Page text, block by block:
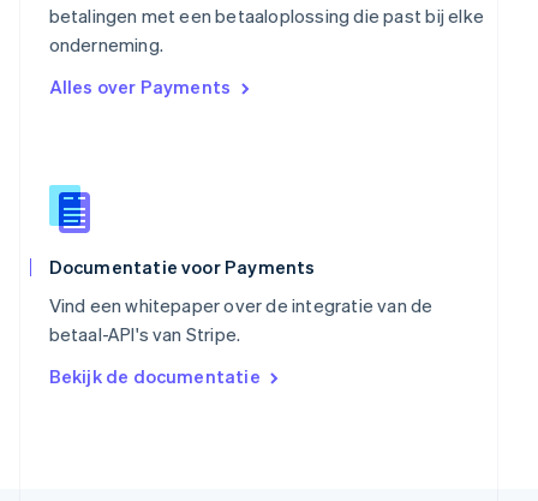
betalingen met een betaaloplossing die past bij elke
onderneming.
Alles over Payments
Documentatie voor Payments
Vind een whitepaper over de integratie van de
betaal-API's van Stripe.
Bekijk de documentatie
Singapore
简体中文
Slovenië
EnglishItaliano
Español
Thailand
ไทย
Tsjechië
Vasteland van China
简体中文English
English